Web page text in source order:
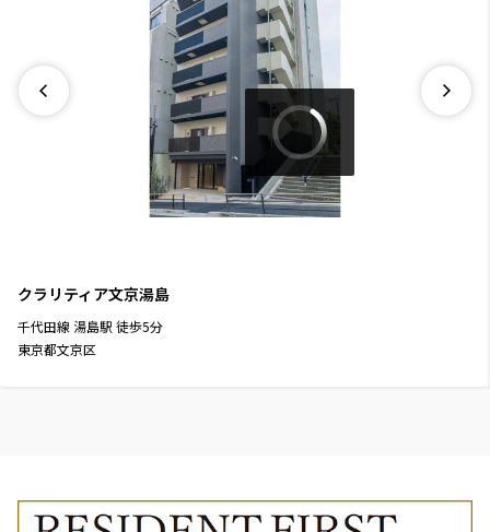
クラリティア文京湯島
千代田線 湯島駅 徒歩5分
東京都文京区